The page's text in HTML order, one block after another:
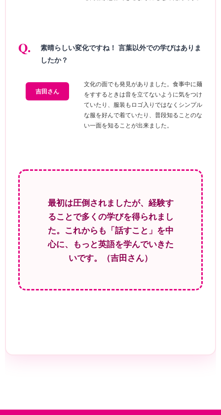
素晴らしい変化ですね！ 言葉以外での学びはありま
したか？
吉田さん
文化の面でも発見がありました。食事中に麺
をすするときは音を立てないように気をつけ
ていたり、服装もロゴ入りではなくシンプル
な服を好んで着ていたり、普段知ることのな
い一面を知ることが出来ました。
最初は圧倒されましたが、経験す
ることで多くの学びを得られまし
た。これからも「話すこと」を中
心に、もっと英語を学んでいきた
いです。（吉田さん）